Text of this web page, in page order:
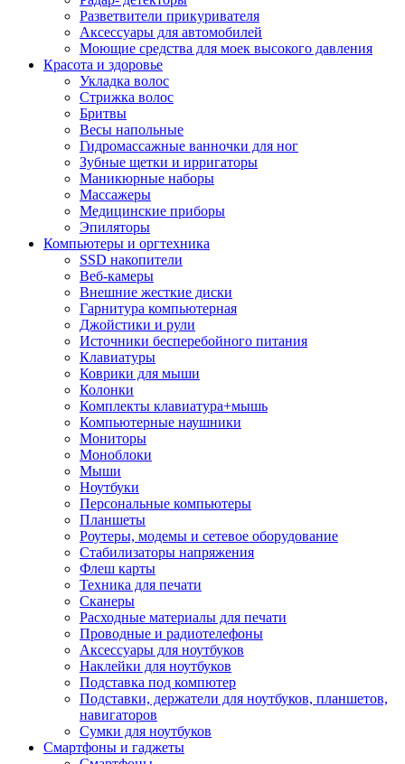
Разветвители прикуривателя
Аксессуары для автомобилей
Моющие средства для моек высокого давления
Красота и здоровье
Укладка волос
Стрижка волос
Бритвы
Весы напольные
Гидромассажные ванночки для ног
Зубные щетки и ирригаторы
Маникюрные наборы
Массажеры
Медицинские приборы
Эпиляторы
Компьютеры и оргтехника
SSD накопители
Веб-камеры
Внешние жесткие диски
Гарнитура компьютерная
Джойстики и рули
Источники бесперебойного питания
Клавиатуры
Коврики для мыши
Колонки
Комплекты клавиатура+мышь
Компьютерные наушники
Мониторы
Моноблоки
Мыши
Ноутбуки
Персональные компьютеры
Планшеты
Роутеры, модемы и сетевое оборудование
Стабилизаторы напряжения
Флеш карты
Техника для печати
Сканеры
Расходные материалы для печати
Проводные и радиотелефоны
Аксессуары для ноутбуков
Наклейки для ноутбуков
Подставка под компютер
Подставки, держатели для ноутбуков, планшетов,
навигаторов
Сумки для ноутбуков
Смартфоны и гаджеты